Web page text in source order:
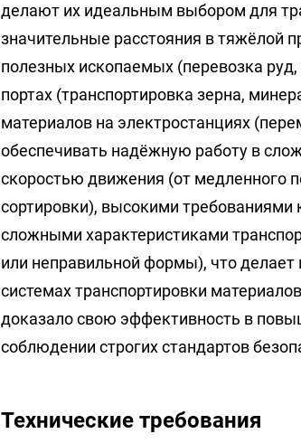
делают их идеальным выбором для
значительные расстояния в
полезных ископаемых (перевозка
портах (транспортировка зерна,
материалов на электростанциях
обеспечивать надёжную работу в
скоростью движения (от медленного
сортировки), высокими требованиями
сложными характеристиками
или неправильной формы), что
системах транспортировки
доказало свою эффективность в
соблюдении строгих стандартов
Технические требования